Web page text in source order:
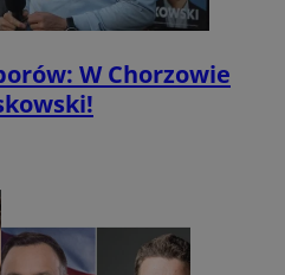
W Chorzowie